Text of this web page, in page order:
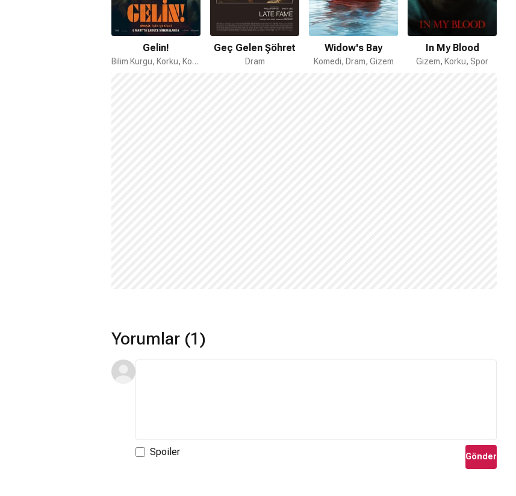
Gelin!
Bilim Kurgu, Korku, Komedi
Geç Gelen Şöhret
Dram
Widow's Bay
Komedi, Dram, Gizem
In My Blood
Gizem, Korku, Spor
Yorumlar (1)
Spoiler Gönder